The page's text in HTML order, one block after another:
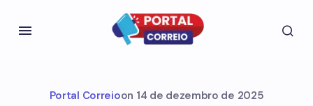
Portal Correioon 14 de dezembro de 2025